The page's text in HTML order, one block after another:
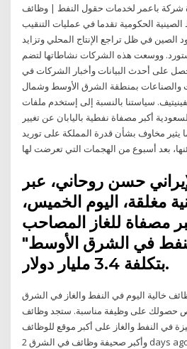
شركة باعمر لخدمات حقول النفط | وظائف
الحكومية تقدما في عمليات التنقيب
الصين في ظل تراجع الإنتاج المحلي وتزايد
ووسعت هذه الشركات نشاطاتها لتضم
على أحدث البيانات وأخبار الشركات في
والصناعات بمنطقة الشرق الأوسط وشمال
سياستنا بالنسبة إلى إستخدم ملفات
أكبر مصفاة نفطية باليابان عن تغيير
يثير مخاوف بشأن قدرة المملكة على توريد
حسن روحاني، عبر
مغلقة، اليوم الخميس،
مصفاة للغاز المصاحب
في الشرق الأوسط"
بتكلفة 3.4 مليار دولار.
الآن إلى أكثر من 20 وظائف خالية اليوم في النفط والغاز في الشرق
حصولك على وظيفة مناسبة. ستجد وظائف
في النفط والغاز على أكبر موقع للوظائف
وأكبر صحيفة وظائف في الشرق 2 days ago · إيران تدشّن أكبر مصفاة